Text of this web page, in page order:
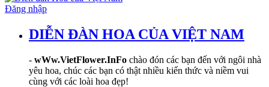
Đăng nhập
DIỄN ĐÀN HOA CỦA VIỆT NAM
- wWw.VietFlower.InFo chào đón các bạn đến với ngôi nhà
yêu hoa, chúc các bạn có thật nhiều kiến thức và niềm vui
cùng với các loài hoa đẹp!